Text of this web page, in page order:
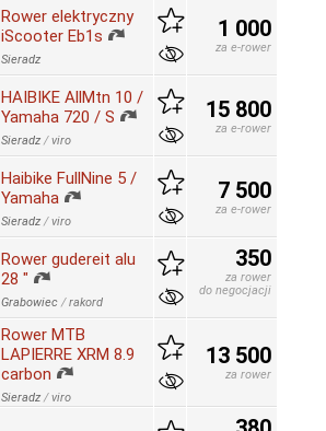
Rower elektryczny
iScooter Eb1s
Sieradz
1 000
za e-rower
HAIBIKE AllMtn 10 /
Yamaha 720 / S
Sieradz /viro
15 800
za e-rower
Haibike FullNine 5 /
Yamaha
Sieradz /viro
7 500
za e-rower
Rower gudereit alu
28 "
Grabowiec /rakord
350
za rower
do negocjacji
Rower MTB
LAPIERRE XRM 8.9
carbon
Sieradz /viro
13 500
za rower